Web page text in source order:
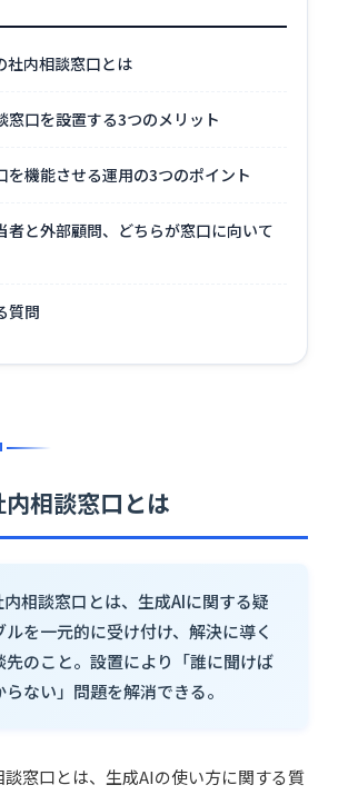
社内相談窓口とは
窓口を設置する3つのメリット
を機能させる運用の3つのポイント
者と外部顧問、どちらが窓口に向いて
質問
相談窓口とは
相談窓口とは、生成AIに関する疑
ルを一元的に受け付け、解決に導く
先のこと。設置により「誰に聞けば
ない」問題を解消できる。
窓口とは、生成AIの使い方に関する質